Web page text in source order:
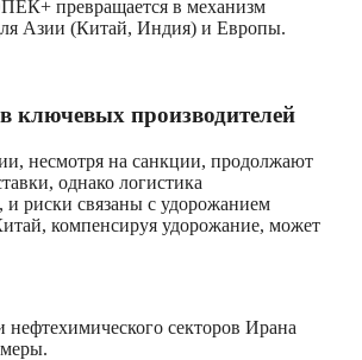
превращается в механизм
Азии (Китай, Индия) и Европы.
ключевых производителей
несмотря на санкции, продолжают
однако логистика
и риски связаны с удорожанием
компенсируя удорожание, может
нефтехимического секторов Ирана